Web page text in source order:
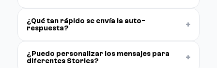
¿Qué tan rápido se envía la auto-
respuesta?
+
¿Puedo personalizar los mensajes para
diferentes Stories?
+